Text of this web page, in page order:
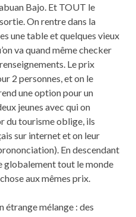
Bajo. Et TOUT le
On rentre dans la
une table et quelques vieux
va quand même checker
Le prix
2 personnes, et on le
une option pour un
jeunes avec qui on
du tourisme oblige, ils
sur internet et on leur
En descendant
globalement tout le monde
aux mêmes prix.
étrange mélange : des